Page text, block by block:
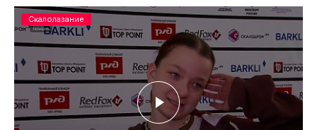
Скалолазание